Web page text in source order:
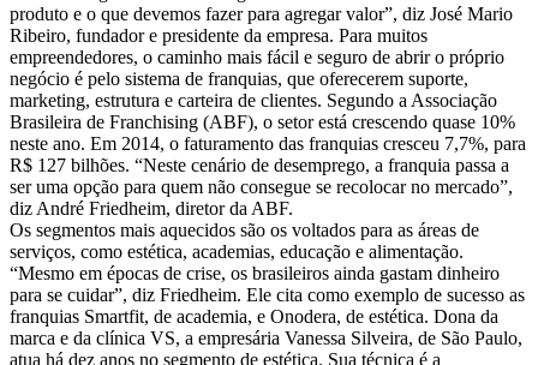
produto e o que devemos fazer para agregar valor”, diz José Mario
Ribeiro, fundador e presidente da empresa. Para muitos
empreendedores, o caminho mais fácil e seguro de abrir o próprio
negócio é pelo sistema de franquias, que oferecerem suporte,
marketing, estrutura e carteira de clientes. Segundo a Associação
Brasileira de Franchising (ABF), o setor está crescendo quase 10%
neste ano. Em 2014, o faturamento das franquias cresceu 7,7%, para
R$ 127 bilhões. “Neste cenário de desemprego, a franquia passa a
ser uma opção para quem não consegue se recolocar no mercado”,
diz André Friedheim, diretor da ABF.
Os segmentos mais aquecidos são os voltados para as áreas de
serviços, como estética, academias, educação e alimentação.
“Mesmo em épocas de crise, os brasileiros ainda gastam dinheiro
para se cuidar”, diz Friedheim. Ele cita como exemplo de sucesso as
franquias Smartfit, de academia, e Onodera, de estética. Dona da
marca e da clínica VS, a empresária Vanessa Silveira, de São Paulo,
atua há dez anos no segmento de estética. Sua técnica é a